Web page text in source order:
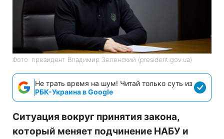
Фото: президент Владимир Зеленский (president.gov.ua)
Не трать время на шум! Читай только суть из
РБК-Украина в Google
Ситуация вокруг принятия закона,
который меняет подчинение НАБУ и